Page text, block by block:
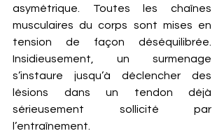
asymétrique. Toutes les chaînes
musculaires du corps sont mises en
tension de façon déséquilibrée.
Insidieusement, un surmenage
s’instaure jusqu’à déclencher des
lésions dans un tendon déjà
sérieusement sollicité par
l’entraînement.